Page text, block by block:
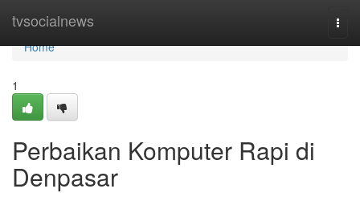
tvsocialnews
Home
Home
1
Perbaikan Komputer Rapi di
Denpasar